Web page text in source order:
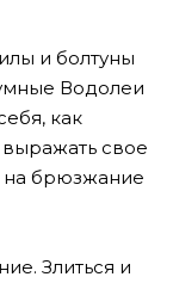
и болтуны
Водолеи
как
свое
на брюзжание
Злиться и